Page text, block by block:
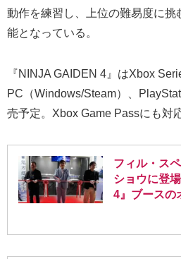
動作を練習し、上位の難易度に挑
能となっている。
『NINJA GAIDEN 4』はXbox
PC（Windows/Steam）、
売予定。Xbox Game Passにも対
フィル・ス
ショウに登
4』ブースの